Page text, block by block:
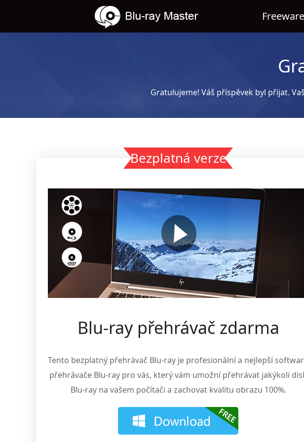
Freeware
Gratulujeme! Váš příspěvek byl přijat.
Bezplatná verze
Blu-ray přehrávač zdarma
Tento bezplatný přehrávač Blu-ray je profesionální a nejlepší
přehrávače Blu-ray pro vás, který vám umožní přehrávat jakýkoli
Blu-ray na vašem počítači a zachovat kvalitu obrazu 100%.